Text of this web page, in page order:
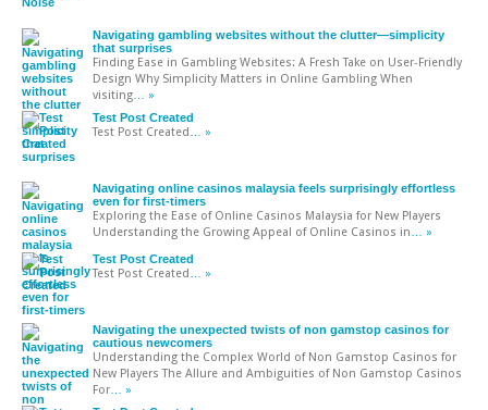
Navigating gambling websites without the clutter—simplicity
that surprises
Finding Ease in Gambling Websites: A Fresh Take on User-Friendly
Design Why Simplicity Matters in Online Gambling When
visiting … »
Test Post Created
Test Post Created … »
Navigating online casinos malaysia feels surprisingly effortless
even for first-timers
Exploring the Ease of Online Casinos Malaysia for New Players
Understanding the Growing Appeal of Online Casinos in … »
Test Post Created
Test Post Created … »
Navigating the unexpected twists of non gamstop casinos for
cautious newcomers
Understanding the Complex World of Non Gamstop Casinos for
New Players The Allure and Ambiguities of Non Gamstop Casinos
For … »